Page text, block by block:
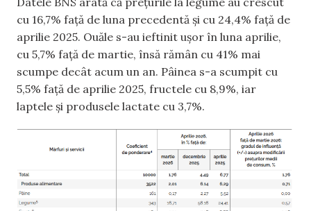
cu 16,7% față de luna precedentă și cu 24,4% față de
aprilie 2025. Ouăle s-au ieftinit ușor în luna aprilie,
cu 5,7% față de martie, însă rămân cu 41% mai
scumpe decât acum un an. Pâinea s-a scumpit cu
5,5% față de aprilie 2025, fructele cu 8,9%, iar
laptele și produsele lactate cu 3,7%.